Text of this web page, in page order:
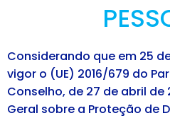
Considerando que em 25
vigor o (UE) 2016/679 do
Conselho, de 27 de abril de
Geral sobre a Proteção de